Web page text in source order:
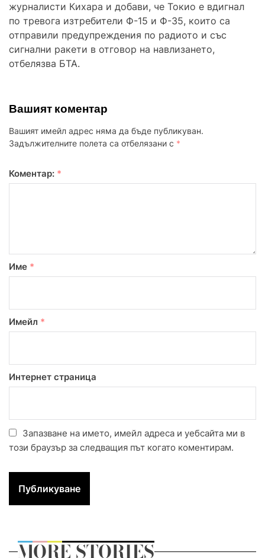
журналисти Кихара и добави, че Токио е вдигнал
по тревога изтребители Ф-15 и Ф-35, които са
отправили предупреждения по радиото и със
сигнални ракети в отговор на навлизането,
отбелязва БТА.
Вашият коментар
Вашият имейл адрес няма да бъде публикуван.
Задължителните полета са отбелязани с *
Коментар: *
Име *
Имейл *
Интернет страница
Запазване на името, имейл адреса и уебсайта ми в
този браузър за следващия път когато коментирам.
MORE STORIES